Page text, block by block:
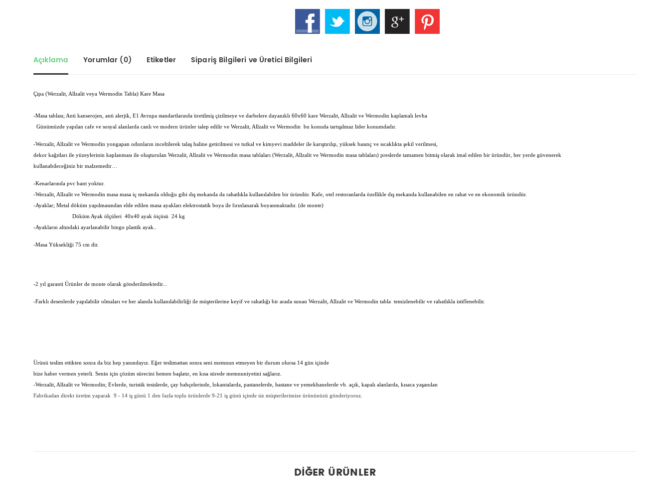
Açıklama Yorumlar (0) Etiketler Sipariş Bilgileri ve Üretici Bilgileri
Çipa (Werzalit, Allzalit veya Wermodin Tabla) Kare Masa
-Masa tablası; Anti kanserojen, anti alerjik, E1 Avrupa standartlarında üretilmiş çizilmeye ve darbelere dayanıklı 60x60 kare Werzalit, Allzalit ve Wermodin kaplamalı levha
Günümüzde yapılan cafe ve sosyal alanlarda canlı ve modern ürünler talep edilir ve Werzalit, Allzalit ve Wermodin bu konuda tartışılmaz lider konumdadır.
-Werzalit, Allzalit ve Wermodin yongapan odunların inceltilerek talaş haline getirilmesi ve tutkal ve kimyevi maddeler ile karıştırılıp, yüksek basınç ve sıcaklıkta şekil verilmesi,
dekor kağıtları ile yüzeylerinin kaplanması ile oluşturulan Werzalit, Allzalit ve Wermodin masa tablaları (Werzalit, Allzalit ve Wermodin masa tablaları) preslerde tamamen bitmiş olarak imal edilen bir üründür, her yerde güvenerek
kullanabileceğiniz bir malzemedir…
-Kenarlarında pvc bant yoktur.
-Werzalit, Allzalit ve Wermodin masa masa iç mekanda olduğu gibi dış mekanda da rahatlıkla kullanılabilen bir üründür. Kafe, otel restoranlarda özellikle dış mekanda kullanabilen en rahat ve en ekonomik üründür.
-Ayaklar; Metal döküm yapılmasından elde edilen masa ayakları elektrostatik boya ile fırınlanarak boyanmaktadır. (de monte)
Döküm Ayak ölçüleri 40x40 ayak öiçüsü 24 kg
-Ayakların altındaki ayarlanabilir bingo plastik ayak..
-Masa Yüksekliği 75 cm dir.
-2 yıl garanti Ürünler de monte olarak gönderilmektedir...
-Farklı desenlerde yapılabilir olmaları ve her alanda kullanılabilirliği ile müşterilerine keyif ve rahatlığı bir arada sunan Werzalit, Allzalit ve Wermodin tabla temizlenebilir ve rahatlıkla istiflenebilir.
Ürünü teslim ettikten sonra da biz hep yanındayız. Eğer teslimattan sonra seni memnun etmeyen bir durum olursa 14 gün içinde
bize haber vermen yeterli. Senin için çözüm sürecini hemen başlatır, en kısa sürede memnuniyetini sağlarız.
-Werzalit, Allzalit ve Wermodin; Evlerde, turistik tesislerde, çay bahçelerinde, lokantalarda, pastanelerde, hastane ve yemekhanelerde vb. açık, kapalı alanlarda, kısaca yaşanılan
Fabrikadan direkt üretim yaparak 9 - 14 iş günü 1 den fazla toplu ürünlerde 9-21 iş günü içinde siz müşterilerimize ürününüzü gönderiyoruz.
DIĞER ÜRÜNLER